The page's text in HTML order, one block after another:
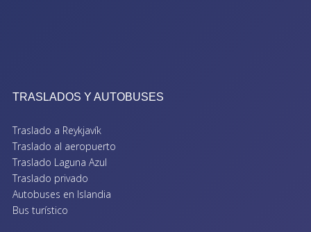
TRASLADOS Y AUTOBUSES
Traslado a Reykjavík
Traslado al aeropuerto
Traslado Laguna Azul
Traslado privado
Autobuses en Islandia
Bus turístico